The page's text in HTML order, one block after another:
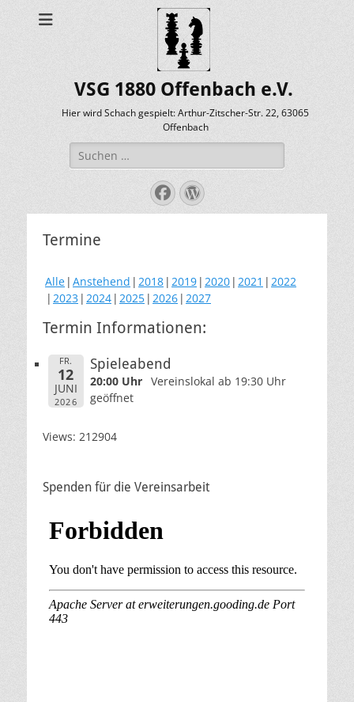
VSG 1880 Offenbach e.V.
Hier wird Schach gespielt: Arthur-Zitscher-Str. 22, 63065
Offenbach
Suche
nach:
Facebook
WordPress
Termine
Alle Anstehend 2018 2019 2020 2021
2022
2023 2024 2025 2026 2027
Termin Informationen:
FR.
12
JUNI
2026
Spieleabend
20:00 Uhr Vereinslokal ab 19:30 Uhr
geöffnet
Views: 212904
Spenden für die Vereinsarbeit